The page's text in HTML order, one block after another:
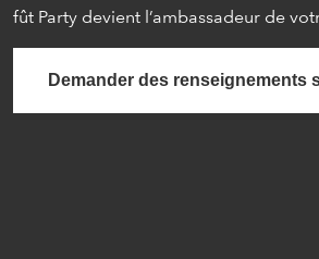
fût Party devient l’ambassadeur de
Demander des renseignements